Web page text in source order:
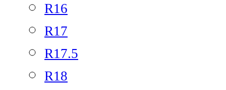
R16
R17
R17.5
R18